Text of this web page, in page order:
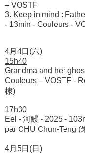
– VOSTF
3. Keep in mind :
- 13min - Couleurs -
4月4日(六)
15h40
Grandma and her
Couleurs – VOSTF -
棣)
17h30
Eel - 河鰻 - 2025 -
par CHU Chun-Teng (
4月5日(日)